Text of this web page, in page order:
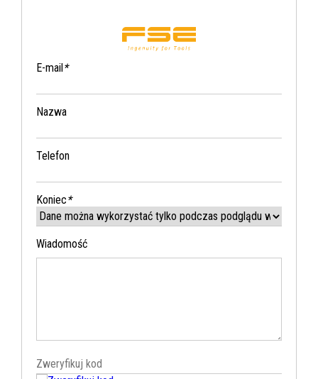
*
E-mail
Nazwa
Telefon
*
Koniec
Wiadomość